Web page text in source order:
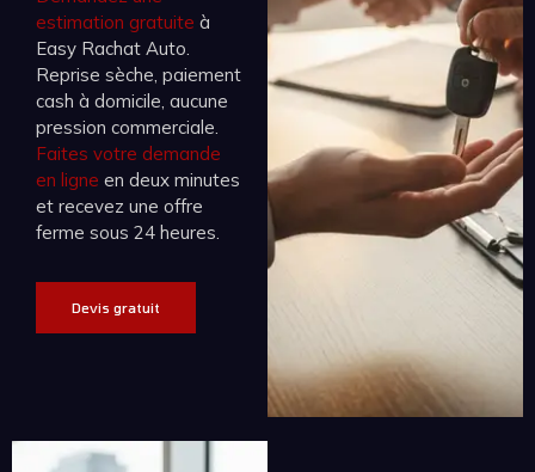
estimation gratuite à
Easy Rachat Auto.
Reprise sèche, paiement
cash à domicile, aucune
pression commerciale.
Faites votre demande
en ligne en deux minutes
et recevez une offre
ferme sous 24 heures.
Devis gratuit